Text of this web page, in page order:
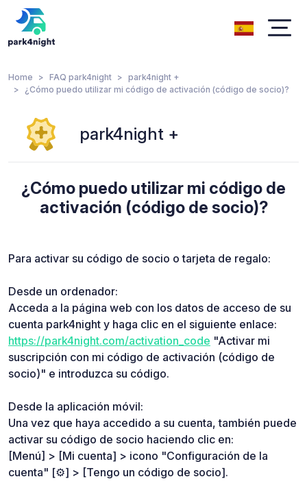
Home FAQ park4night
park4night +
¿Cómo puedo utilizar mi código de activación (código de socio)?
park4night +
¿Cómo puedo utilizar mi código de
activación (código de socio)?
Para activar su código de socio o tarjeta de regalo:
Desde un ordenador:
Acceda a la página web con los datos de acceso de su
cuenta park4night y haga clic en el siguiente enlace:
https://park4night.com/activation_code "Activar mi
suscripción con mi código de activación (código de
socio)" e introduzca su código.
Desde la aplicación móvil:
Una vez que haya accedido a su cuenta, también puede
activar su código de socio haciendo clic en:
[Menú] > [Mi cuenta] > icono "Configuración de la
cuenta" [⚙️] > [Tengo un código de socio].